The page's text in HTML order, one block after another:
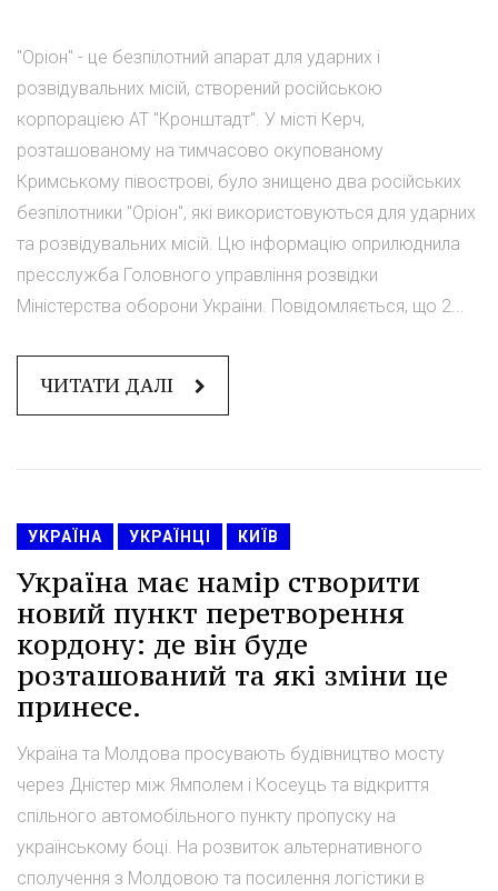
"Оріон" - це безпілотний апарат для ударних і
розвідувальних місій, створений російською
корпорацією АТ "Кронштадт". У місті Керч,
розташованому на тимчасово окупованому
Кримському півострові, було знищено два російських
безпілотники "Оріон", які використовуються для ударних
та розвідувальних місій. Цю інформацію оприлюднила
пресслужба Головного управління розвідки
Міністерства оборони України. Повідомляється, що 2...
ЧИТАТИ ДАЛІ
УКРАЇНА УКРАЇНЦІ КИЇВ
Україна має намір створити
новий пункт перетворення
кордону: де він буде
розташований та які зміни це
принесе.
Україна та Молдова просувають будівництво мосту
через Дністер між Ямполем і Косеуць та відкриття
спільного автомобільного пункту пропуску на
українському боці. На розвиток альтернативного
сполучення з Молдовою та посилення логістики в